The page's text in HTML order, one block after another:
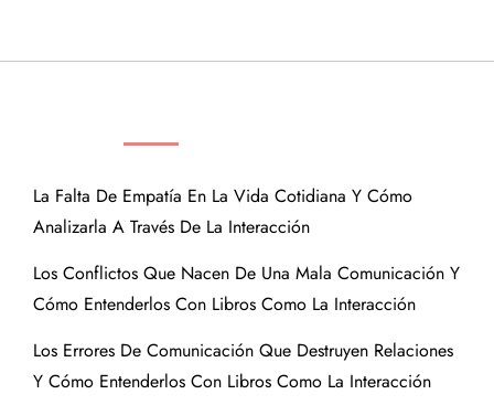
La Falta De Empatía En La Vida Cotidiana Y Cómo
Analizarla A Través De La Interacción
Los Conflictos Que Nacen De Una Mala Comunicación Y
Cómo Entenderlos Con Libros Como La Interacción
Los Errores De Comunicación Que Destruyen Relaciones
Y Cómo Entenderlos Con Libros Como La Interacción